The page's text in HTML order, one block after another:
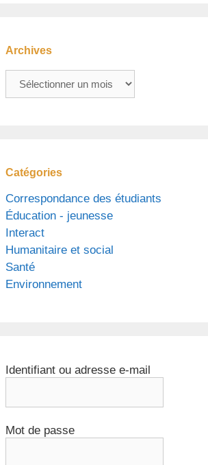
Archives
Archives
Catégories
Correspondance des étudiants
Éducation - jeunesse
Interact
Humanitaire et social
Santé
Environnement
Identifiant ou adresse e-mail
Mot de passe